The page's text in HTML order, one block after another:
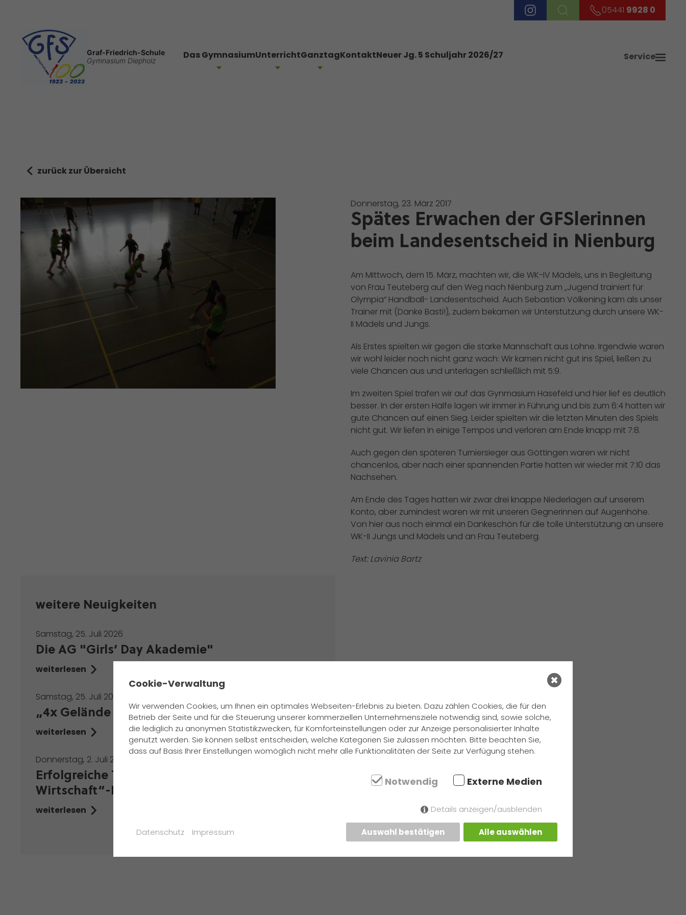
05441 9928 0
Graf-Friedrich-Schule
Gymnasium Diepholz
Das GymnasiumUnterrichtGanztagKontaktNeuer Jg. 5 Schuljahr 2026/27 Service
zurück zur Übersicht
Donnerstag, 23. März 2017
Spätes Erwachen der GFSlerinnen
beim Landesentscheid in Nienburg
Am Mittwoch, dem 15. März, machten wir, die WK-IV Mädels, uns in Begleitung
von Frau Teuteberg auf den Weg nach Nienburg zum „Jugend trainiert für
Olympia“ Handball- Landesentscheid. Auch Sebastian Völkening kam als unser
Trainer mit (Danke Basti!), zudem bekamen wir Unterstützung durch unsere WK-
II Mädels und Jungs.
Als Erstes spielten wir gegen die starke Mannschaft aus Lohne. Irgendwie waren
wir wohl leider noch nicht ganz wach: Wir kamen nicht gut ins Spiel, ließen zu
viele Chancen aus und unterlagen schließlich mit 5:9.
Im zweiten Spiel trafen wir auf das Gynmasium Hasefeld und hier lief es deutlich
besser. In der ersten Hälfe lagen wir immer in Führung und bis zum 6:4 hatten wir
gute Chancen auf einen Sieg. Leider spielten wir die letzten Minuten des Spiels
nicht gut. Wir liefen in einige Tempos und verloren am Ende knapp mit 7:8.
Auch gegen den späteren Turniersieger aus Göttingen waren wir nicht
chancenlos, aber nach einer spannenden Partie hatten wir wieder mit 7:10 das
Nachsehen.
Am Ende des Tages hatten wir zwar drei knappe Niederlagen auf unserem
Konto, aber zumindest waren wir mit unseren Gegnerinnen auf Augenhöhe.
Von hier aus noch einmal ein Dankeschön für die tolle Unterstützung an unsere
WK-II Jungs und Mädels und an Frau Teuteberg.
Text: Lavinia Bartz
weitere Neuigkeiten
Samstag, 25. Juli 2026
Die AG "Girls’ Day Akademie"
weiterlesen
Samstag, 25. Juli 2026
„4x Gelände und 1x Anziehen“
weiterlesen
Donnerstag, 2. Juli 2026
Erfolgreiche Teilnahme am „Jugend und
Wirtschaft“-Projekt der FAZ
weiterlesen
Cookie-Verwaltung
Wir verwenden Cookies, um Ihnen ein optimales Webseiten-Erlebnis zu bieten. Dazu zählen Cookies, die für den
Betrieb der Seite und für die Steuerung unserer kommerziellen Unternehmensziele notwendig sind, sowie solche,
die lediglich zu anonymen Statistikzwecken, für Komforteinstellungen oder zur Anzeige personalisierter Inhalte
genutzt werden. Sie können selbst entscheiden, welche Kategorien Sie zulassen möchten. Bitte beachten Sie,
dass auf Basis Ihrer Einstellungen womöglich nicht mehr alle Funktionalitäten der Seite zur Verfügung stehen.
Notwendig Externe Medien
Details anzeigen/ausblenden
Auswahl bestätigen Alle auswählen
Datenschutz Impressum